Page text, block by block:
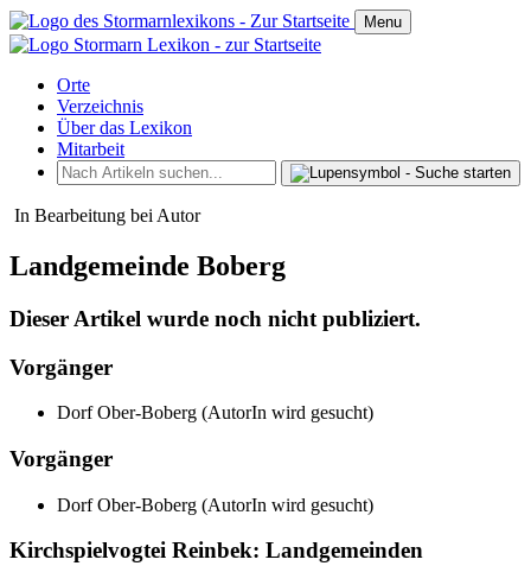
Menu
Orte
Verzeichnis
Über das Lexikon
Mitarbeit
In Bearbeitung bei Autor
Landgemeinde Boberg
Dieser Artikel wurde noch nicht publiziert.
Vorgänger
Dorf Ober-Boberg (AutorIn wird gesucht)
Vorgänger
Dorf Ober-Boberg (AutorIn wird gesucht)
Kirchspielvogtei Reinbek: Landgemeinden